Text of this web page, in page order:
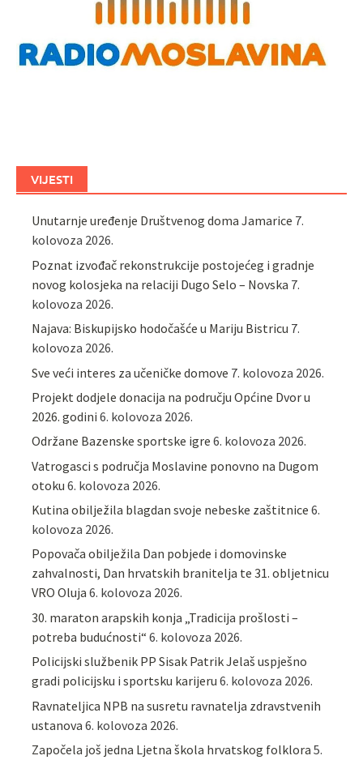
VIJESTI
Unutarnje uređenje Društvenog doma Jamarice 7.
kolovoza 2026.
Poznat izvođač rekonstrukcije postojećeg i gradnje
novog kolosjeka na relaciji Dugo Selo – Novska 7.
kolovoza 2026.
Najava: Biskupijsko hodočašće u Mariju Bistricu 7.
kolovoza 2026.
Sve veći interes za učeničke domove 7. kolovoza 2026.
Projekt dodjele donacija na području Općine Dvor u
2026. godini 6. kolovoza 2026.
Održane Bazenske sportske igre 6. kolovoza 2026.
Vatrogasci s područja Moslavine ponovno na Dugom
otoku 6. kolovoza 2026.
Kutina obilježila blagdan svoje nebeske zaštitnice 6.
kolovoza 2026.
Popovača obilježila Dan pobjede i domovinske
zahvalnosti, Dan hrvatskih branitelja te 31. obljetnicu
VRO Oluja 6. kolovoza 2026.
30. maraton arapskih konja „Tradicija prošlosti –
potreba budućnosti“ 6. kolovoza 2026.
Policijski službenik PP Sisak Patrik Jelaš uspješno
gradi policijsku i sportsku karijeru 6. kolovoza 2026.
Ravnateljica NPB na susretu ravnatelja zdravstvenih
ustanova 6. kolovoza 2026.
Započela još jedna Ljetna škola hrvatskog folklora 5.